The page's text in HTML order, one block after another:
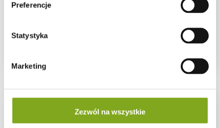
Preferencje
Statystyka
Marketing
Zezwól na wszystkie
PN30